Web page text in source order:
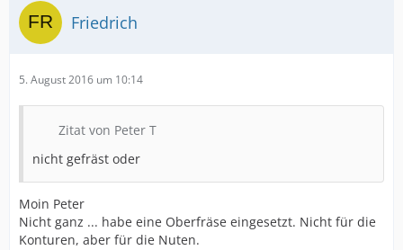
Friedrich
5. August 2016 um 10:14
Zitat von Peter T
nicht gefräst oder
Moin Peter
Nicht ganz ... habe eine Oberfräse eingesetzt. Nicht für die
Konturen, aber für die Nuten.